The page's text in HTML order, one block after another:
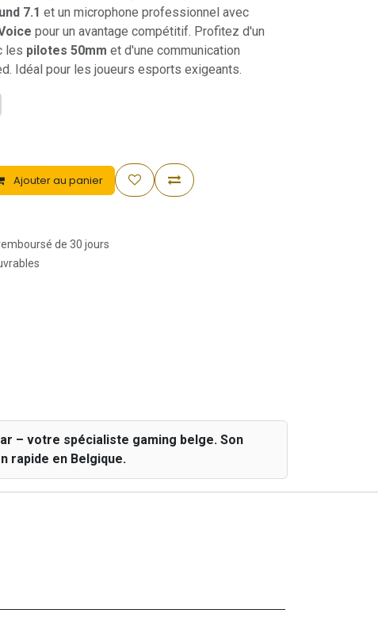
7.1 et un microphone professionnel avec
pour un avantage compétitif. Profitez d'un
les pilotes 50mm et d'une communication
Idéal pour les joueurs esports exigeants.
Ajouter au panier
de 30 jours
– votre spécialiste gaming belge. Son
rapide en Belgique.